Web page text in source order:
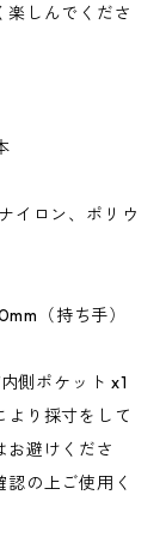
楽しんでくださ
イロン、ポリウ
（持ち手）
側ポケット x1
より採寸をして
お避けくださ
の上ご使用く